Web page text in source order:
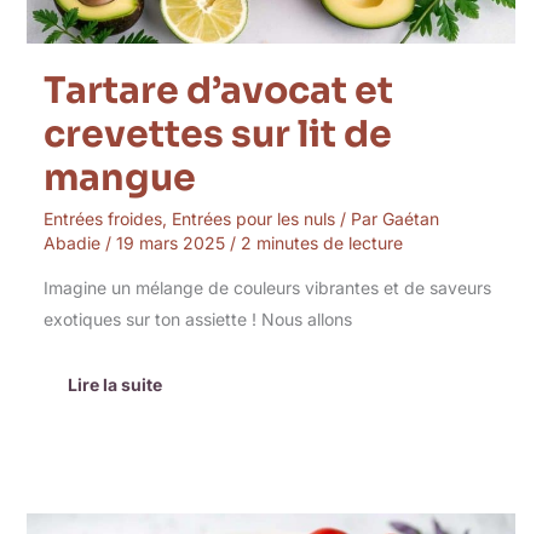
Tartare d’avocat et
crevettes sur lit de
mangue
Entrées froides, Entrées pour les nuls/ Par Gaétan
Abadie / 19 mars 2025 / 2 minutes de lecture
Imagine un mélange de couleurs vibrantes et de saveurs
exotiques sur ton assiette ! Nous allons
Lire la suite